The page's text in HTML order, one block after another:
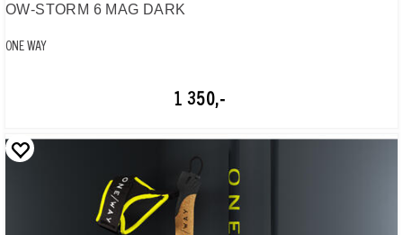
OW-STORM 6 MAG DARK
ONE WAY
1 350,-